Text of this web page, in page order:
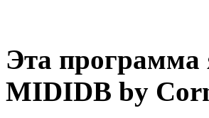
Эта программа
MIDIDB by